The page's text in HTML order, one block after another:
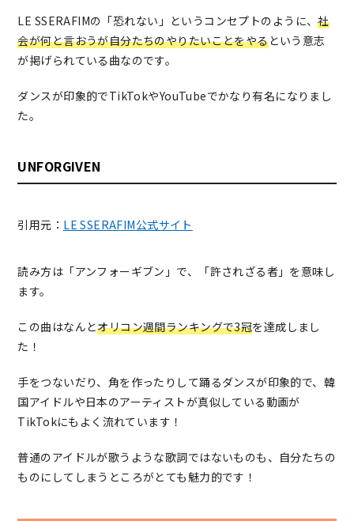
LE SSERAFIMの「恐れない」というコンセプトのように、社
会が何と言おうが自分たちのやりたいことをやるという意志
が掲げられている曲なのです。
ダンスが印象的でTikTokやYouTubeでかなり有名になりまし
た。
UNFORGIVEN
引用元： LE SSERAFIM公式サイト
読み方は「アンフォーギブン」で、「許されざる者」を意味し
ます。
この曲はなんとオリコン週間ランキングで3冠を達成しまし
た！
手をつないだり、角を作ったりして踊るダンスが印象的で、韓
国アイドルや日本のアーティストが真似している動画が
TikTokにもよく流れています！
普通のアイドルが歌うような歌詞ではないものも、自分たちの
ものにしてしまうところがとても魅力的です！